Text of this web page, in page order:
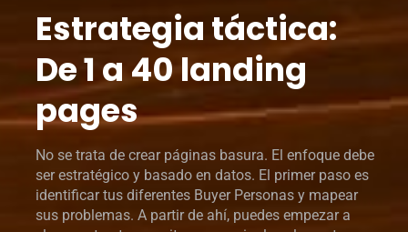
Estrategia táctica:
De 1 a 40 landing
pages
No se trata de crear páginas basura. El enfoque debe
ser estratégico y basado en datos. El primer paso es
identificar tus diferentes Buyer Personas y mapear
sus problemas. A partir de ahí, puedes empezar a